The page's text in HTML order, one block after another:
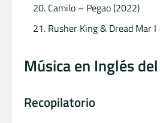
Camilo – Pegao (2022)
Rusher King & Dread Mar
Música en Inglés
Recopilatorio